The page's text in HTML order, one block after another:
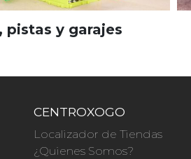
pistas y garajes
CENTROXOGO
Localizador de Tiendas
¿Quienes Somos?